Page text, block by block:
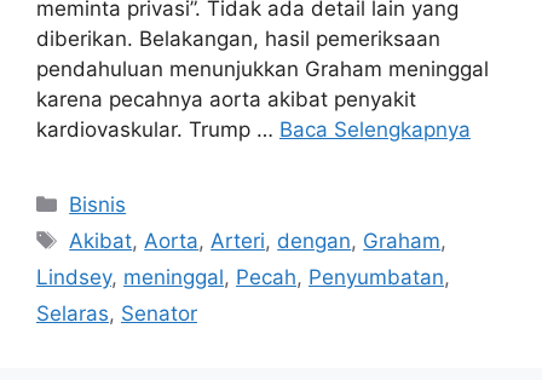
meminta privasi”. Tidak ada detail lain yang
diberikan. Belakangan, hasil pemeriksaan
pendahuluan menunjukkan Graham meninggal
karena pecahnya aorta akibat penyakit
kardiovaskular. Trump … Baca Selengkapnya
Kategori
Bisnis
Tag
Akibat, Aorta, Arteri, dengan, Graham,
Lindsey, meninggal, Pecah, Penyumbatan,
Selaras, Senator